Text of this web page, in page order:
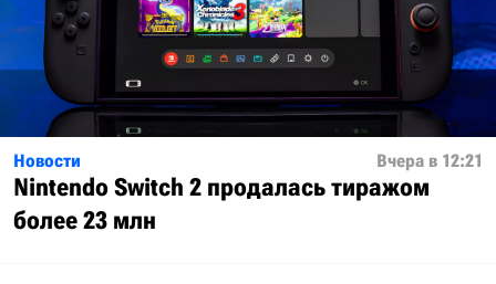
Новости Вчера в 12:21
Nintendo Switch 2 продалась тиражом
более 23 млн